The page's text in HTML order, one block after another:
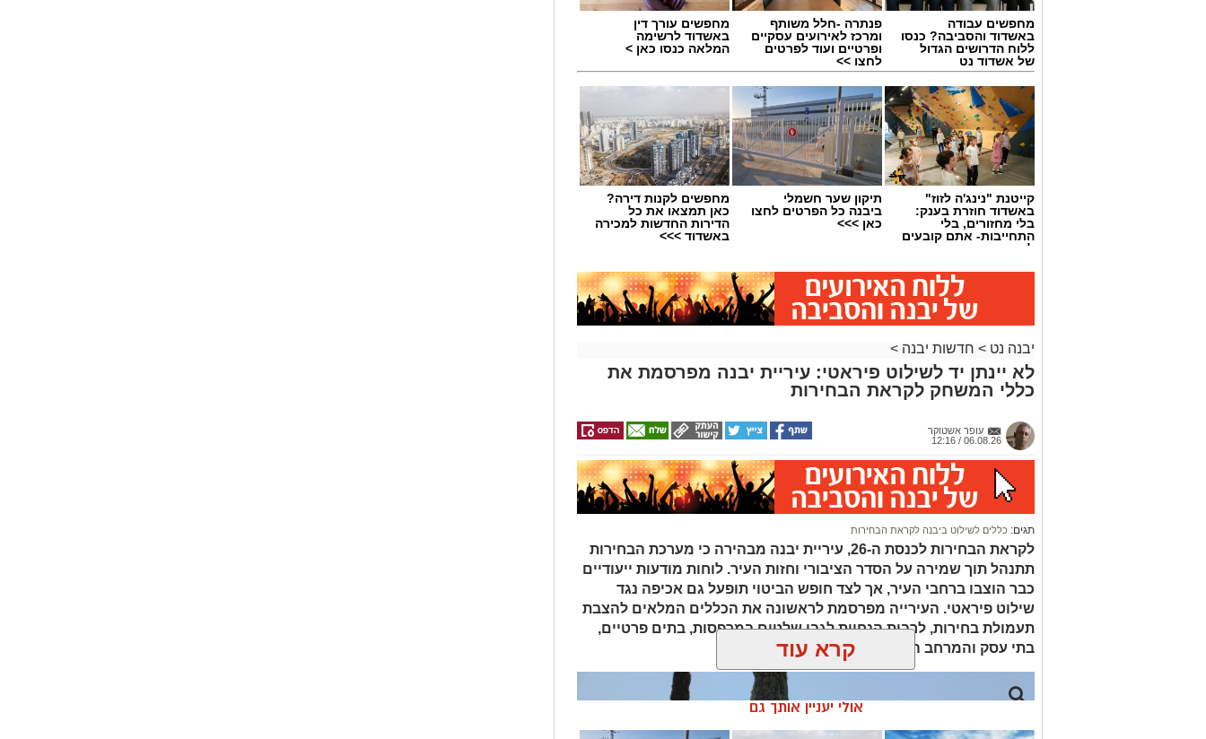
מחפשים עבודה
באשדוד והסביבה? כנסו
ללוח הדרושים הגדול
של אשדוד נט
פנתרה -חלל משותף
ומרכז לאירועים עסקיים
ופרטיים ועוד לפרטים
לחצו >>
מחפשים עורך דין
באשדוד לרשימה
המלאה כנסו כאן >
קייטנת "נינג'ה לזוז"
באשדוד חוזרת בענק:
בלי מחזורים, בלי
התחייבות- אתם קובעים
לכמה ואיזה ימים
תיקון שער חשמלי
ביבנה כל הפרטים לחצו
כאן >>>
מחפשים לקנות דירה?
כאן תמצאו את כל
הדירות החדשות למכירה
באשדוד >>>
יבנה נט > חדשות יבנה >
לא יינתן יד לשילוט פיראטי: עיריית יבנה מפרסמת את
כללי המשחק לקראת הבחירות
עופר אשטוקר
06.08.26 / 12:16
תגים: כללים לשילוט ביבנה לקראת הבחירות
לקראת הבחירות לכנסת ה-26, עיריית יבנה מבהירה כי מערכת הבחירות
תתנהל תוך שמירה על הסדר הציבורי וחזות העיר. לוחות מודעות ייעודיים
כבר הוצבו ברחבי העיר, אך לצד חופש הביטוי תופעל גם אכיפה נגד
שילוט פיראטי. העירייה מפרסמת לראשונה את הכללים המלאים להצבת
תעמולת בחירות, לרבות הנחיות לגבי שלטים במרפסות, בתים פרטיים,
בתי עסק והמרחב הציבורי
קרא עוד
אולי יעניין אותך גם